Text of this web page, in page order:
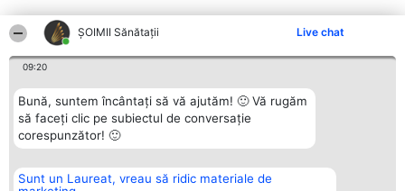
ŞOIMII Sănătații Live chat
09:20
Bună, suntem încântați să vă ajutăm! 🙂 Vă rugăm
să faceți clic pe subiectul de conversație
corespunzător! 🙂
Sunt un Laureat, vreau să ridic materiale de
Organizator Ranking Plebiscyt Contact